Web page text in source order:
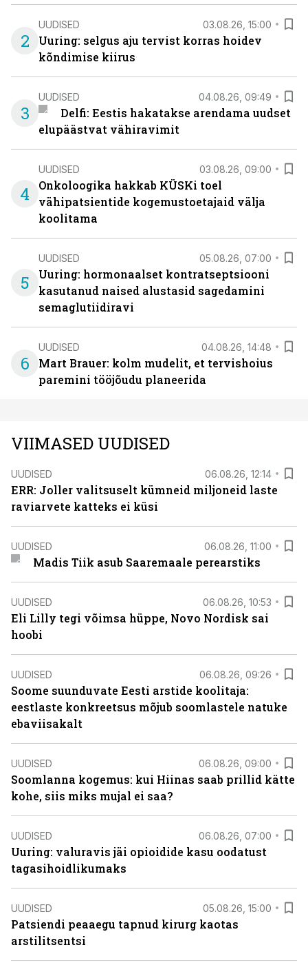
2
UUDISED 03.08.26, 15:00
Uuring: selgus aju tervist korras hoidev
kõndimise kiirus
3
UUDISED 04.08.26, 09:49
Delfi: Eestis hakatakse arendama uudset
elupäästvat vähiravimit
4
UUDISED 03.08.26, 09:00
Onkoloogika hakkab KÜSKi toel
vähipatsientide kogemustoetajaid välja
koolitama
5
UUDISED 05.08.26, 07:00
Uuring: hormonaalset kontratseptsiooni
kasutanud naised alustasid sagedamini
semaglutiidiravi
6
UUDISED 04.08.26, 14:48
Mart Brauer: kolm mudelit, et tervishoius
paremini tööjõudu planeerida
VIIMASED UUDISED
UUDISED 06.08.26, 12:14
ERR: Joller valitsuselt kümneid miljoneid laste
raviarvete katteks ei küsi
UUDISED 06.08.26, 11:00
Madis Tiik asub Saaremaale perearstiks
UUDISED 06.08.26, 10:53
Eli Lilly tegi võimsa hüppe, Novo Nordisk sai
hoobi
UUDISED 06.08.26, 09:26
Soome suunduvate Eesti arstide koolitaja:
eestlaste konkreetsus mõjub soomlastele natuke
ebaviisakalt
UUDISED 06.08.26, 09:00
Soomlanna kogemus: kui Hiinas saab prillid kätte
kohe, siis miks mujal ei saa?
UUDISED 06.08.26, 07:00
Uuring: valuravis jäi opioidide kasu oodatust
tagasihoidlikumaks
UUDISED 05.08.26, 15:00
Patsiendi peaaegu tapnud kirurg kaotas
arstilitsentsi